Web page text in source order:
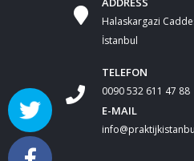
Halaskargazi
İstanbul
TELEFON
0090 532 611 47 88
E-MAIL